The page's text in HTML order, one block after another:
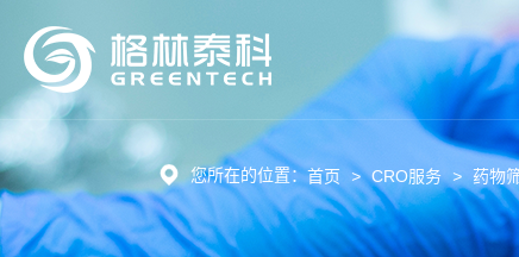
您所在的位置：首页 > CRO服务 > 药物